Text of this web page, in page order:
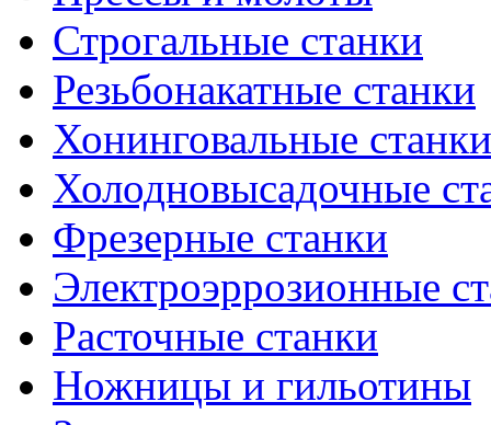
Строгальные станки
Резьбонакатные станки
Хонинговальные станки
Холодновысадочные
Фрезерные станки
Электроэррозионные
Расточные станки
Ножницы и гильотины